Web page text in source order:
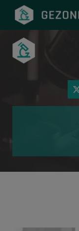
Onderwerpen
Gezondheid